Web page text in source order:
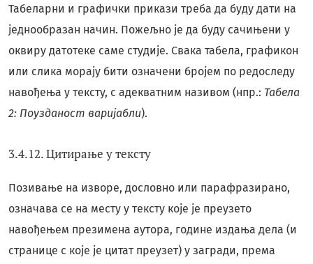
Табеларни и графички прикази треба да буду дати на
једнообразан начин. Пожељно је да буду сачињени у
оквиру датотеке саме студије. Свака табела, графикон
или слика морају бити означени бројем по редоследу
навођења у тексту, с адекватним називом (нпр.: Табела
2: Поузданост варијабли).
3.4.12. Цитирање у тексту
Позивање на изворе, дословно или парафразирано,
означава се на месту у тексту које је преузето
навођењем презимена аутора, године издања дела (и
странице с које је цитат преузет) у загради, према